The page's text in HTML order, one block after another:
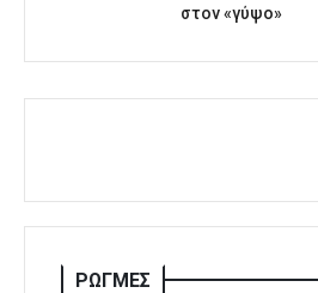
στον «γύψο»
ΡΩΓΜΕΣ